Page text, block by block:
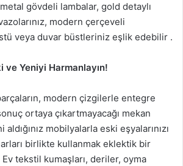
gövdeli lambalar, gold detaylı
modern çerçeveli
veya duvar büstleriniz eşlik edebilir .
ve Yeniyi Harmanlayın!
modern çizgilerle entegre
ortaya çıkartmayacağı mekan
aldığınız mobilyalarla eski eşyalarınızı
birlikte kullanmak eklektik bir
Ev tekstil kumaşları, deriler, oyma